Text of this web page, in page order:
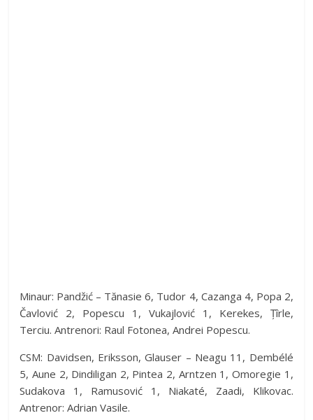
Minaur: Pandžić – Tănasie 6, Tudor 4, Cazanga 4, Popa 2,
Čavlović 2, Popescu 1, Vukajlović 1, Kerekes, Țîrle,
Terciu. Antrenori: Raul Fotonea, Andrei Popescu.
CSM: Davidsen, Eriksson, Glauser – Neagu 11, Dembélé
5, Aune 2, Dindiligan 2, Pintea 2, Arntzen 1, Omoregie 1,
Sudakova 1, Ramusović 1, Niakaté, Zaadi, Klikovac.
Antrenor: Adrian Vasile.